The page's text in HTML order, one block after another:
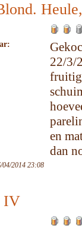
22/3/
en
dan
04/2014 23:08
IV